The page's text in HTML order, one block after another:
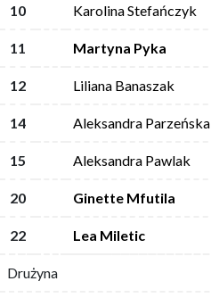
10 Karolina Stefańczyk
11 Martyna Pyka
12 Liliana Banaszak
14 Aleksandra Parzeńska
15 Aleksandra Pawlak
20 Ginette Mfutila
22 Lea Miletic
Drużyna
10 Karolina Stefańczyk
11 Martyna Pyka
12 Liliana Banaszak
14 Aleksandra Parzeńska
15 Aleksandra Pawlak
20 Ginette Mfutila
22 Lea Miletic
Drużyna